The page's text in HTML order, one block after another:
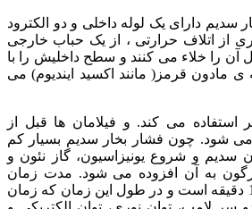
لوله داخلی و دو الکترود
حرارتی ، از یک حباب خارجی
می کنند و سطح داخلیش را با
قرمز( مانند اکسید ایندیوم) می
می کند. و فیلامان ها قبل از
فشار بخار سدیم بسیار کم
شروع یونیزاسیون، گاز نئون و
آن افزوده می شود. مدت زمان
لامپ 7 تا 15 دقیقه است و در طول این زمان که زمان